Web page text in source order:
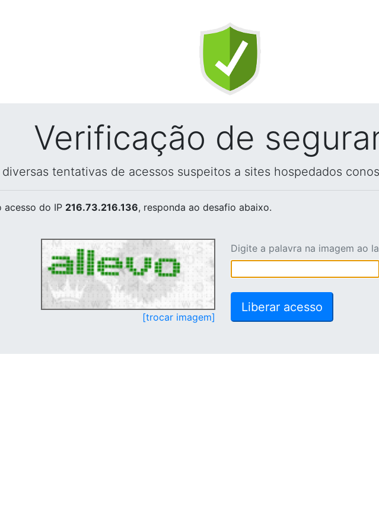
Verificação de
tentativas de acessos suspeitos a sites hospedados
acesso do IP 216.73.216.136, responda ao desafio abaixo.
[trocar imagem]
Digite a palavra na imagem ao